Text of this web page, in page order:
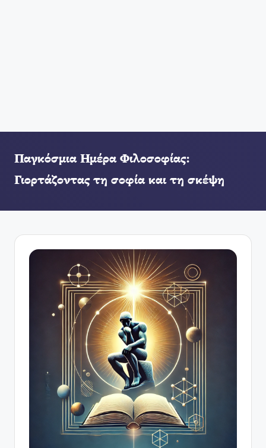
Παγκόσμια Ημέρα Φιλοσοφίας:
Γιορτάζοντας τη σοφία και τη σκέψη